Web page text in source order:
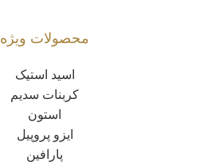
محصولات ویژه
اسید استیک
کربنات سدیم
استون
ایزو پروپیل
پارافین